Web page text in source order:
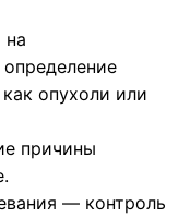
на
опухоли или
причины
— контроль